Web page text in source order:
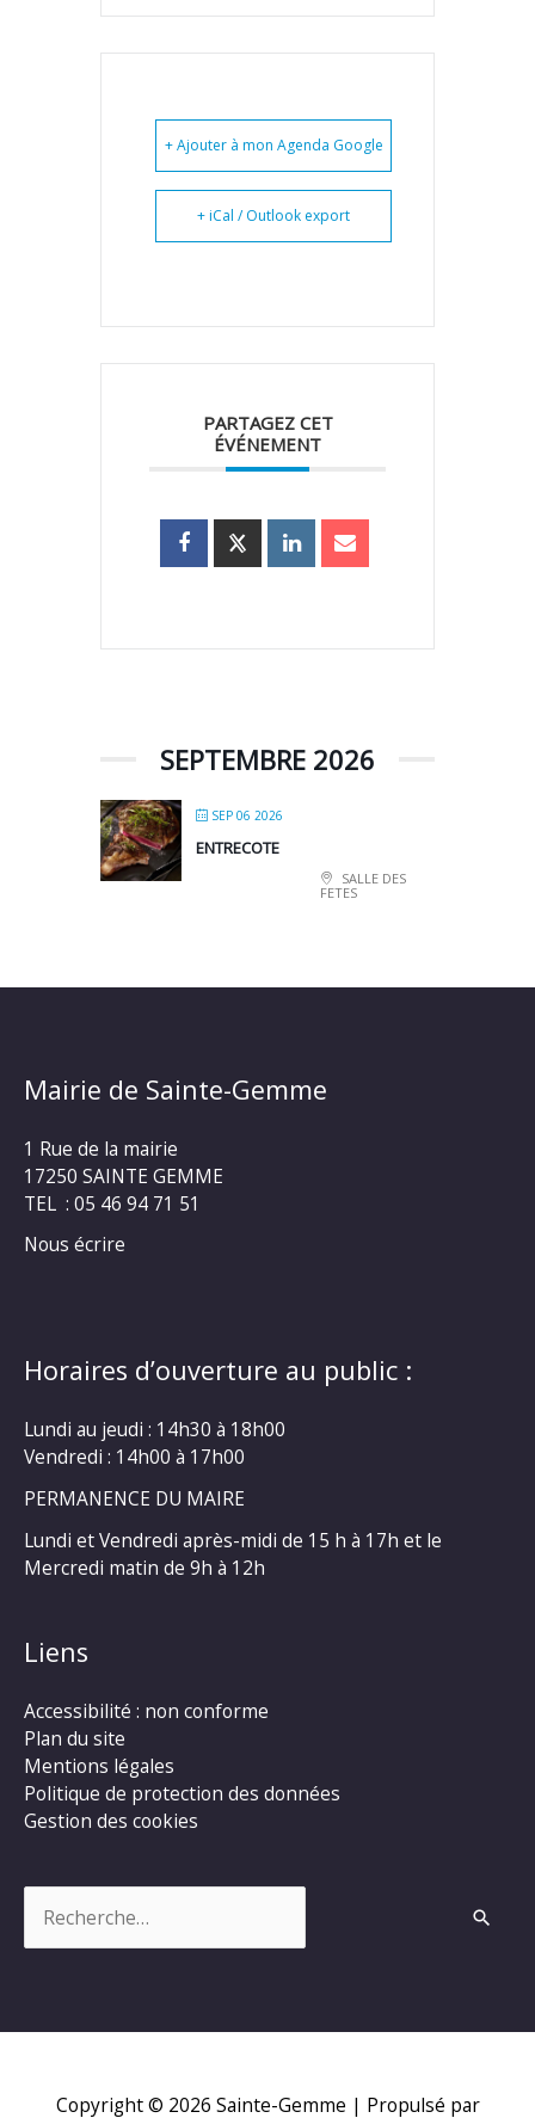
+ Ajouter à mon Agenda Google
+ iCal / Outlook export
PARTAGEZ CET
ÉVÉNEMENT
SEPTEMBRE 2026
SEP 06 2026
ENTRECOTE
SALLE DES
FETES
Mairie de Sainte-Gemme
1 Rue de la mairie
17250 SAINTE GEMME
TEL : 05 46 94 71 51
Nous écrire
Horaires d’ouverture au public :
Lundi au jeudi : 14h30 à 18h00
Vendredi : 14h00 à 17h00
PERMANENCE DU MAIRE
Lundi et Vendredi après-midi de 15 h à 17h et le
Mercredi matin de 9h à 12h
Liens
Accessibilité : non conforme
Plan du site
Mentions légales
Politique de protection des données
Gestion des cookies
Copyright © 2026 Sainte-Gemme | Propulsé par